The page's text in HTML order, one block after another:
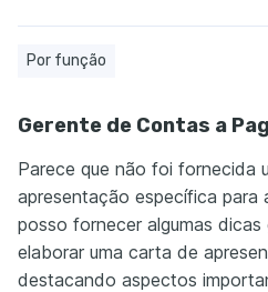
Por função
Gerente de Contas a
Parece que não foi fornecida
apresentação específica para
posso fornecer algumas
elaborar uma carta de
destacando aspectos